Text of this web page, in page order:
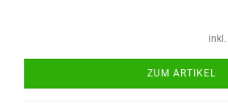
ZUM ARTIKEL